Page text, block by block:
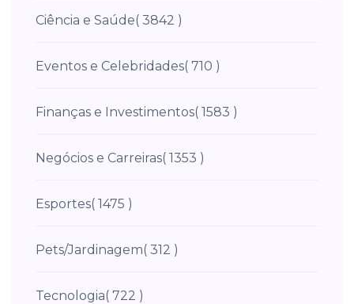
Ciência e Saúde( 3842 )
Eventos e Celebridades( 710 )
Finanças e Investimentos( 1583 )
Negócios e Carreiras( 1353 )
Esportes( 1475 )
Pets/Jardinagem( 312 )
Tecnologia( 722 )